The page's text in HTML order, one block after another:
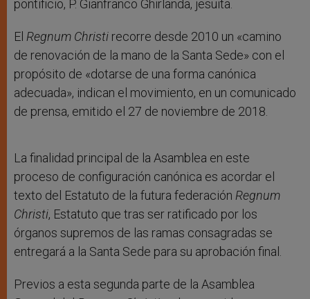
pontificio, P. Gianfranco Ghirlanda, jesuita.
El Regnum Christi recorre desde 2010 un «camino
de renovación de la mano de la Santa Sede» con el
propósito de «dotarse de una forma canónica
adecuada», indican el movimiento, en un comunicado
de prensa, emitido el 27 de noviembre de 2018.
La finalidad principal de la Asamblea en este
proceso de configuración canónica es acordar el
texto del Estatuto de la futura federación Regnum
Christi, Estatuto que tras ser ratificado por los
órganos supremos de las ramas consagradas se
entregará a la Santa Sede para su aprobación final.
Previos a esta segunda parte de la Asamblea